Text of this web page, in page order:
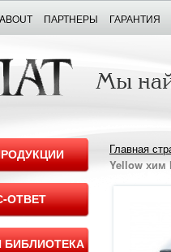
ПАРТНЕРЫ ГАРАНТИЯ
ОТВЕТ
БИБЛИОТЕКА
Главная
Yellow хим